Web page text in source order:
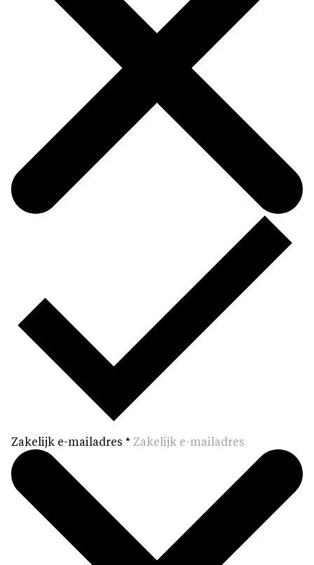
Zakelijk e-mailadres *